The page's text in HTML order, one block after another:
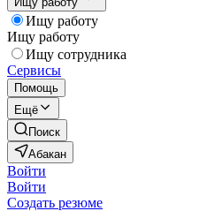
Ищу работу
Ищу работу
Ищу сотрудника
Сервисы
Помощь
Ещё
Поиск
Абакан
Войти
Войти
Создать резюме